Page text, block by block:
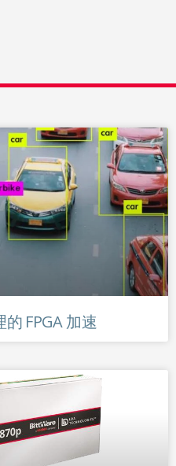
FPGA 加速